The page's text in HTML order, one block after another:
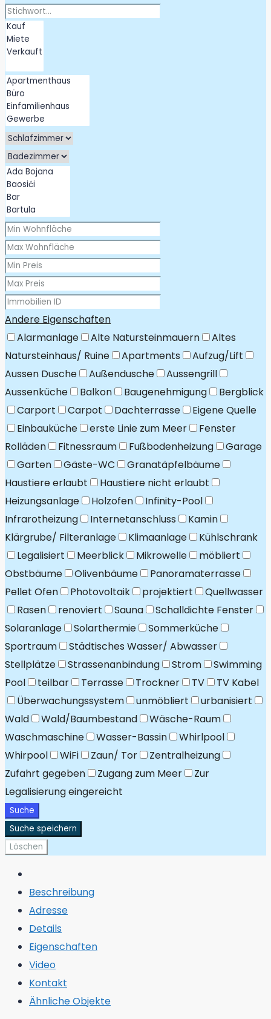
Andere Eigenschaften
Alarmanlage
Alte Natursteinmauern
Altes
Natursteinhaus/ Ruine
Apartments
Aufzug/Lift
Aussen Dusche
Außendusche
Aussengrill
Aussenküche
Balkon Baugenehmigung
Bergblick
Carport
Carpot Dachterrasse
Eigene Quelle
Einbauküche
erste Linie zum Meer
Fenster
Rolläden
Fitnessraum Fußbodenheizung
Garage
Garten
Gäste-WC
Granatäpfelbäume
Haustiere erlaubt
Haustiere nicht erlaubt
Heizungsanlage
Holzofen
Infinity-Pool
Infrarotheizung
Internetanschluss
Kamin
Klärgrube/ Filteranlage
Klimaanlage
Kühlschrank
Legalisiert
Meerblick Mikrowelle
möbliert
Obstbäume
Olivenbäume
Panoramaterrasse
Pellet Ofen
Photovoltaik projektiert
Quellwasser
Rasen
renoviert Sauna
Schalldichte Fenster
Solaranlage
Solarthermie
Sommerküche
Sportraum
Städtisches Wasser/ Abwasser
Stellplätze
Strassenanbindung Strom
Swimming
Pool
teilbar Terrasse Trockner TV
TV Kabel
Überwachungssystem
unmöbliert
urbanisiert
Wald
Wald/Baumbestand
Wäsche-Raum
Waschmaschine
Wasser-Bassin
Whirlpool
Whirpool
WiFi Zaun/ Tor
Zentralheizung
Zufahrt gegeben
Zugang zum Meer
Zur
Legalisierung eingereicht
Suche
Suche speichern
Löschen
Beschreibung
Adresse
Details
Eigenschaften
Video
Kontakt
Ähnliche Objekte